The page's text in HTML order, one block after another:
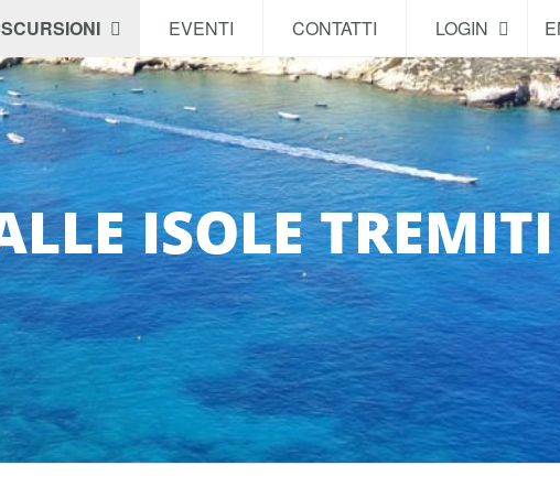
EVENTI CONTATTI LOGIN
ISOLE TREMITI